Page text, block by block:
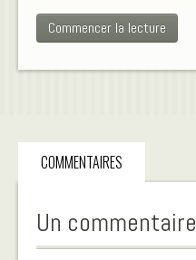
Commencer la lecture
COMMENTAIRES
Un commentaire